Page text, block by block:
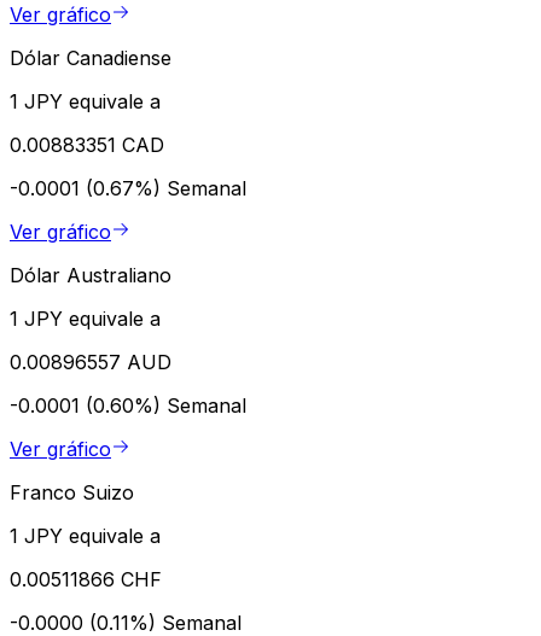
Ver gráfico
Dólar Canadiense
1 JPY equivale a
0.00883351 CAD
-0.0001 (0.67%) Semanal
Ver gráfico
Dólar Australiano
1 JPY equivale a
0.00896557 AUD
-0.0001 (0.60%) Semanal
Ver gráfico
Franco Suizo
1 JPY equivale a
0.00511866 CHF
-0.0000 (0.11%) Semanal